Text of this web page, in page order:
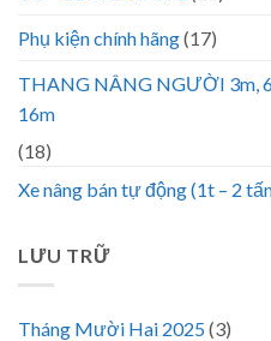
Phụ kiện chính hãng(17)
THANG NÂNG NGƯỜI 3m,
16m
(18)
Xe nâng bán tự động (1t – 2
LƯU TRỮ
Tháng Mười Hai 2025(3)